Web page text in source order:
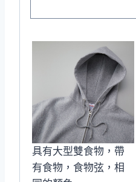
具有大型雙食物，帶
有食物，食物弦，相